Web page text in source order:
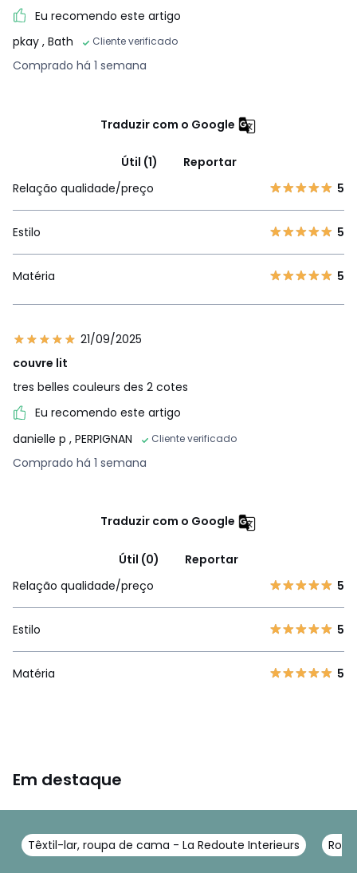
Eu recomendo este artigo
pkay , Bath Cliente verificado
Comprado há 1 semana
Traduzir com o Google
Útil (1)
Reportar
Relação qualidade/preço
5
Estilo 5
Matéria 5
21/09/2025
couvre lit
tres belles couleurs des 2 cotes
Eu recomendo este artigo
danielle p , PERPIGNAN Cliente verificado
Comprado há 1 semana
Traduzir com o Google
Útil (0)
Reportar
Relação qualidade/preço
5
Estilo 5
Matéria 5
Em destaque
Têxtil-lar, roupa de cama - La Redoute Interieurs